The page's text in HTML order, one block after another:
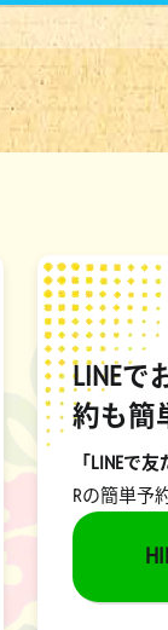
LINEで
約も簡
「LINEで
Rの簡単予